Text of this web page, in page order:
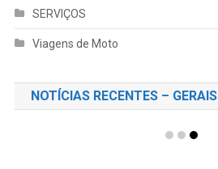
SERVIÇOS
Viagens de Moto
NOTÍCIAS RECENTES – GERAIS